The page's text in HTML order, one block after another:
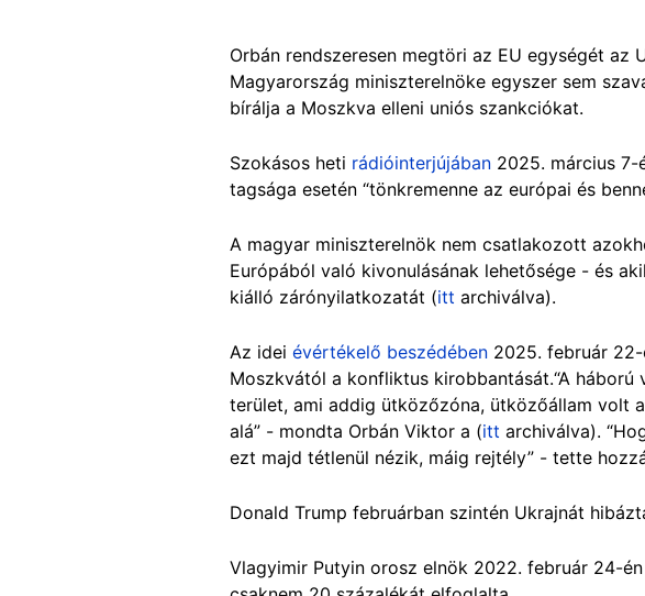
Orbán rendszeresen megtöri az EU egységét
Magyarország miniszterelnöke egyszer sem
bírálja a Moszkva elleni uniós szankciókat.
Szokásos heti rádióinterjújában 2025. március
tagsága esetén “tönkremenne az európai és
A magyar miniszterelnök nem csatlakozott
Európából való kivonulásának lehetősége - és
kiálló zárónyilatkozatát (itt archiválva).
Az idei évértékelő beszédében 2025. február
Moszkvától a konfliktus kirobbantását.“A
terület, ami addig ütközőzóna, ütközőállam volt
alá” - mondta Orbán Viktor a (itt archiválva).
ezt majd tétlenül nézik, máig rejtély” - tette
Donald Trump februárban szintén Ukrajnát
Vlagyimir Putyin orosz elnök 2022. február 24-